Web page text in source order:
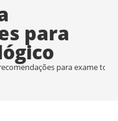
para
para exame